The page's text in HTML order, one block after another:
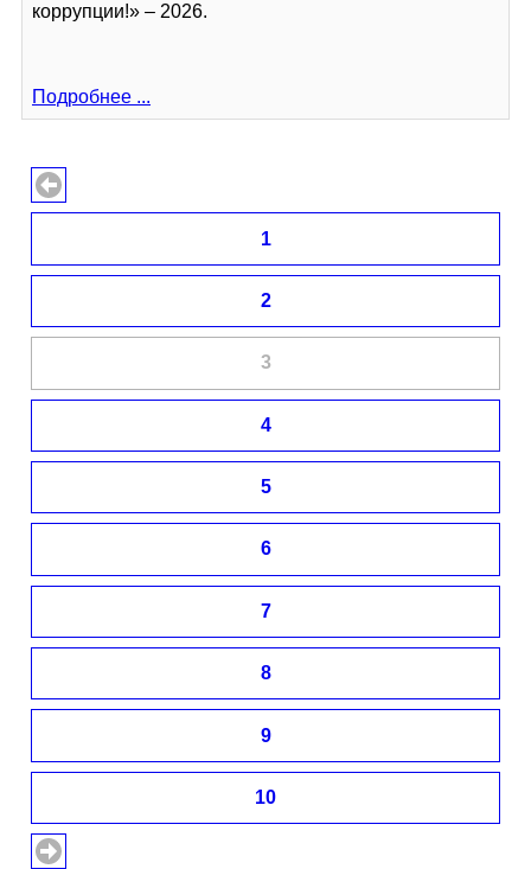
коррупции!» – 2026.
Подробнее ...
1
2
3
4
5
6
7
8
9
10